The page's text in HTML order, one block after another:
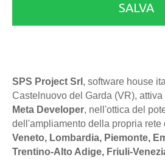
SALVA
SPS Project Srl , software house
Castelnuovo del Garda (VR), attiva
Meta Developer, nell'ottica del
dell'ampliamento della propria rete
Veneto, Lombardia, Piemonte,
Trentino-Alto Adige, Friuli-